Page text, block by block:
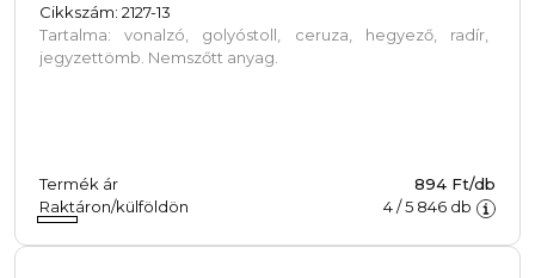
Cikkszám: 2127-13
Tartalma: vonalzó, golyóstoll, ceruza, hegyező, radír,
jegyzettömb. Nemszőtt anyag.
Termék ár
894 Ft/db
Raktáron/külföldön
4/5 846 db